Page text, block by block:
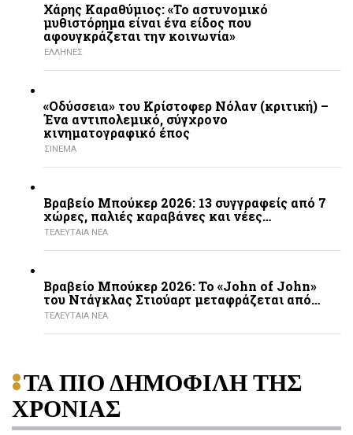
Χάρης Καραθύμιος: «Το αστυνομικό
μυθιστόρημα είναι ένα είδος που
αφουγκράζεται την κοινωνία»
ΕΛΛΗΝΕΣ
«Οδύσσεια» του Κρίστοφερ Νόλαν (κριτική) –
Ένα αντιπολεμικό, σύγχρονο
κινηματογραφικό έπος
ΣΙΝΕΜΑ
Βραβείο Μπούκερ 2026: 13 συγγραφείς από 7
χώρες, παλιές καραβάνες και νέες…
ΤΕΛΕΥΤΑΙΑ ΝΕΑ
Βραβείο Μπούκερ 2026: Το «John of John»
του Ντάγκλας Στιούαρτ μεταφράζεται από…
ΤΕΛΕΥΤΑΙΑ ΝΕΑ
ΤΑ ΠΙΟ ΔΗΜΟΦΙΛΗ ΤΗΣ
ΧΡΟΝΙΑΣ